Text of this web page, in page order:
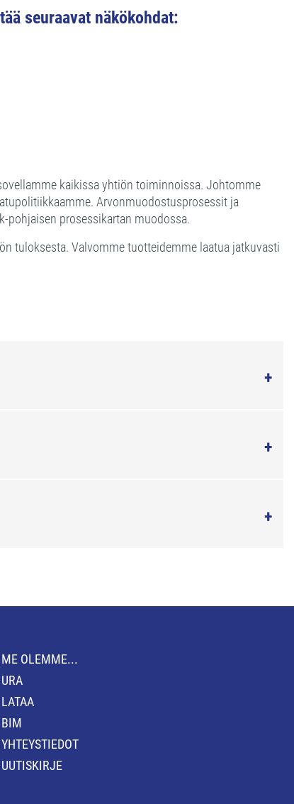
seuraavat näkökohdat:
kaikissa yhtiön toiminnoissa. Johtomme
Arvonmuodostusprosessit ja
pohjaisen prosessikartan muodossa.
tuloksesta. Valvomme tuotteidemme laatua jatkuvasti
ME OLEMME...
URA
LATAA
BIM
YHTEYSTIEDOT
UUTISKIRJE